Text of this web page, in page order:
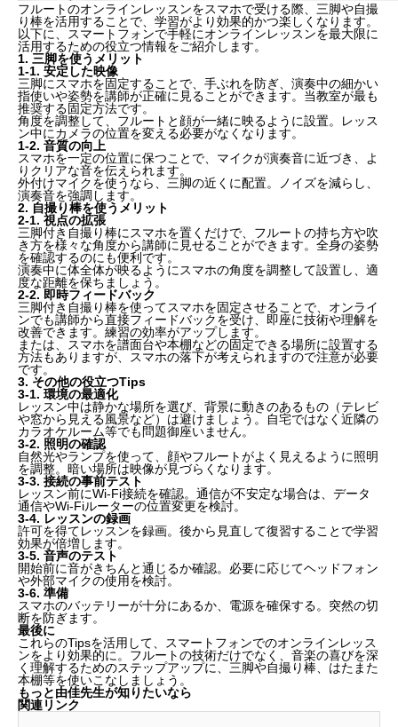
フルートのオンラインレッスンをスマホで受ける際、三脚や自撮
り棒を活用することで、学習がより効果的かつ楽しくなります。
以下に、スマートフォンで手軽にオンラインレッスンを最大限に
活用するための役立つ情報をご紹介します。
1. 三脚を使うメリット
1-1. 安定した映像
三脚にスマホを固定することで、手ぶれを防ぎ、演奏中の細かい
指使いや姿勢を講師が正確に見ることができます。 当教室が最も
推奨する固定方法です。
角度を調整して、フルートと顔が一緒に映るように設置。レッス
ン中にカメラの位置を変える必要がなくなります。
1-2. 音質の向上
スマホを一定の位置に保つことで、マイクが演奏音に近づき、よ
りクリアな音を伝えられます。
外付けマイクを使うなら、三脚の近くに配置。ノイズを減らし、
演奏音を強調します。
2. 自撮り棒を使うメリット
2-1. 視点の拡張
三脚付き自撮り棒にスマホを置くだけで、フルートの持ち方や吹
き方を様々な角度から講師に見せることができます。 全身の姿勢
を確認するのにも便利 です。
演奏中に体全体が映るようにスマホの角度を調整して設置し、適
度な距離を保ちましょう。
2-2. 即時フィードバック
三脚付き自撮り棒を使ってスマホを固定させることで、オンライ
ンでも講師から直接フィードバックを受け、
即座に技術や理解を
改善できます。練習の効率がアップします。
または、スマホを譜面台や本棚などの固定できる場所に設置する
方法もありますが、スマホの落下が考えられますので注意が必要
です。
3. その他の役立つTips
3-1. 環境の最適化
レッスン中は静かな場所を選び、背景に動きのあるもの（テレビ
や窓から見える風景など）は避けましょう。自宅ではなく近隣の
カラオケルーム等でも問題御座いません。
3-2. 照明の確認
自然光やランプを使って、顔やフルートがよく見えるように照明
を調整。暗い場所は映像が見づらくなります。
3-3. 接続の事前テスト
レッスン前にWi-Fi接続を確認。通信が不安定な場合は、データ
通信やWi-Fiルーターの位置変更を検討。
3-4. レッスンの録画
許可を得てレッスンを録画。後から見直して復習することで学習
効果が倍増します。
3-5. 音声のテスト
開始前に音がきちんと通じるか確認。必要に応じてヘッドフォン
や外部マイクの使用を検討。
3-6. 準備
スマホのバッテリーが十分にあるか、電源を確保する。突然の切
断を防ぎます。
最後に
これらのTipsを活用して、スマートフォンでのオンラインレッス
ンをより効果的に。フルートの技術だけでなく、音楽の喜びを深
く理解するためのステップアップに、三脚や自撮り棒、はたまた
本棚等を使いこなしましょう。
もっと由佳先生が知りたいなら
関連リンク